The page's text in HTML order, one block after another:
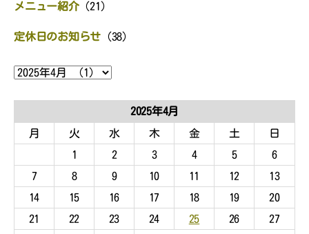
メニュー紹介(21)
定休日のお知らせ (38)
ア
ー
イ
2025年4月
月
火 水 木 金 土
日
1
2 3 4 5
6
7
8 9 10 11 12
13
14
15 16 17 18 19
20
21
22 23 24 25 26
27